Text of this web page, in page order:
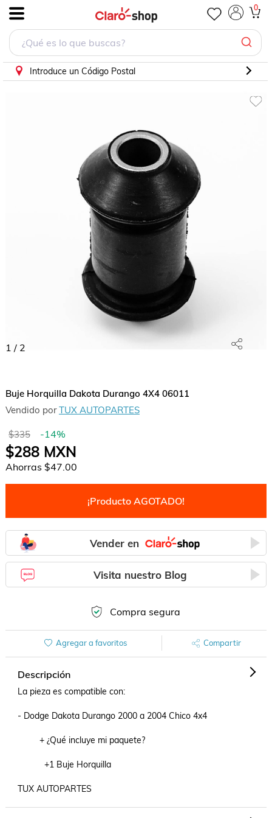
0
Introduce un Código Postal
1 / 2
Buje Horquilla Dakota Durango 4X4 06011
Vendido porTUX AUTOPARTES
$335 -14%
$288MXN
Ahorras $47.00
¡Producto AGOTADO!
Vender en
Visita nuestro Blog
Compra segura
Agregar a favoritos Compartir
Descripción
La pieza es compatible con:
- Dodge Dakota Durango 2000 a 2004 Chico 4x4
         + ¿Qué incluye mi paquete?
           +1 Buje Horquilla
TUX AUTOPARTES